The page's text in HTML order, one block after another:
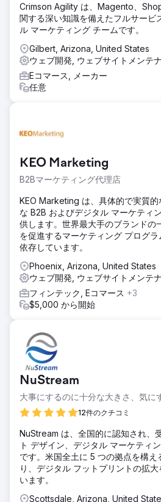
Crimson Agility は、Magento、
関する深い知識を備えたフルサービ
ル マーケティング チームです。
Gilbert, Arizona, United States
ウェブ開発, ウェブサイトメンテ
Eコマース, メーカー
任意
KEO Marketing
B2Bマーケティング代理店
KEO Marketing は、具体的で実質
な B2B およびデジタル マーケティ
供します。世界最大手のブランドの
を促進するマーケティング プログ
依存しています。
Phoenix, Arizona, United States
ウェブ開発, ウェブサイトメンテ
フィンテック, Eコマース +3
$5,000 から開始
NuStream
大事にするのに十分な大きさ、気に
12件のクチコミ
NuStream は、全国的に認知され、
ト デザイン、デジタル マーケティ
です。米国全土に 5 つの拠点を構え
り、デジタル フットプリントの拡
います。
Scottsdale, Arizona, United